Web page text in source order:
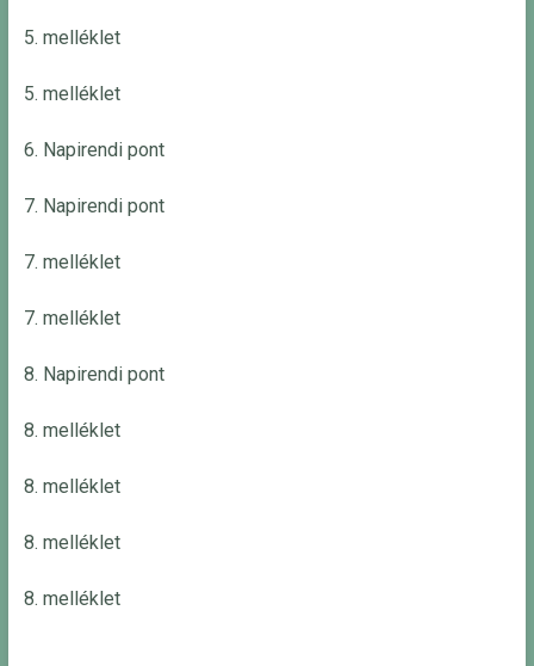
5. melléklet
5. melléklet
6. Napirendi pont
7. Napirendi pont
7. melléklet
7. melléklet
8. Napirendi pont
8. melléklet
8. melléklet
8. melléklet
8. melléklet